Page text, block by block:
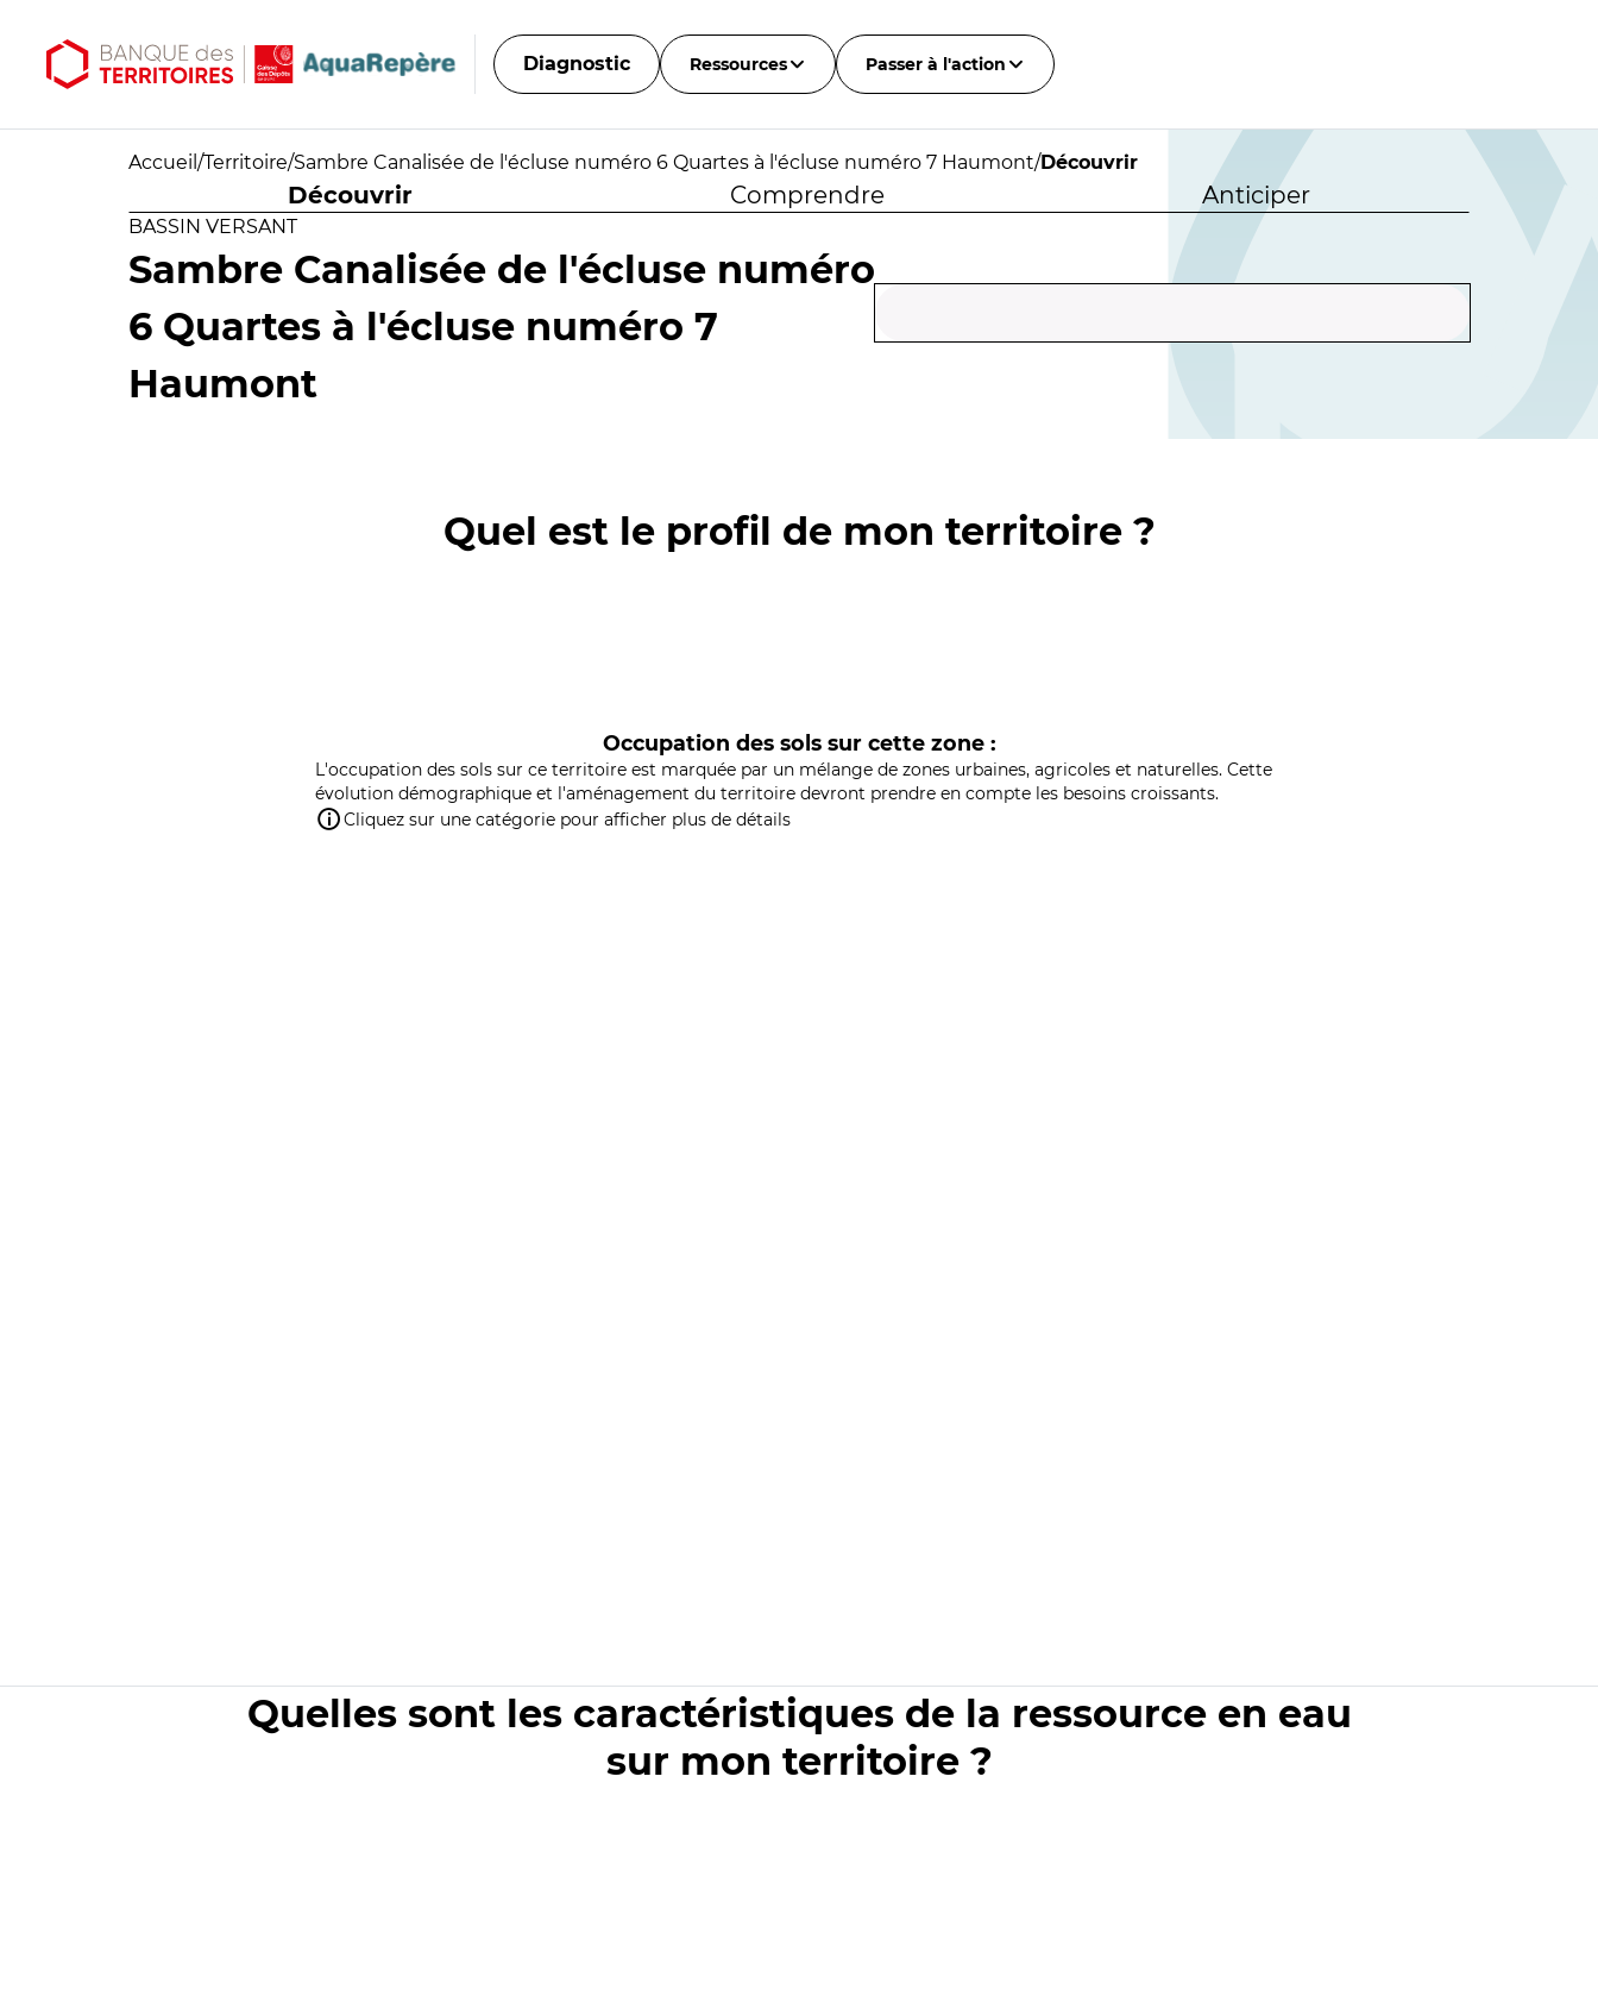
Diagnostic Ressources Passer à l'action
Accueil /Territoire/Sambre Canalisée de l'écluse numéro 6 Quartes à l'écluse numéro 7 Haumont/Découvrir
Découvrir Comprendre Anticiper
BASSIN VERSANT
Sambre Canalisée de l'écluse numéro
6 Quartes à l'écluse numéro 7
Haumont
Quel est le profil de mon territoire ?
Occupation des sols sur cette zone :
L'occupation des sols sur ce territoire est marquée par un mélange de zones urbaines, agricoles et naturelles. Cette
évolution démographique et l'aménagement du territoire devront prendre en compte les besoins croissants.
Cliquez sur une catégorie pour afficher plus de détails
Quelles sont les caractéristiques de la ressource en eau
sur mon territoire ?